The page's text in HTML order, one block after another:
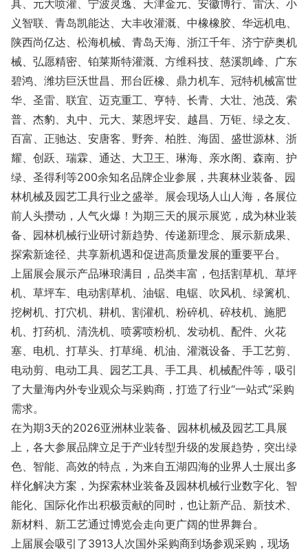
具、元大喷灌、宁波灵逸、天津金元、安徽博行、雷沃、小
义智联、青岛凯能达、大丰收灌溉、中橡橡胶、华远机电、
陕西尚亿达、松海机械、青岛天海、浙江千年、济宁萨奥机
械、弘愿精密、铂莱斯特灌溉、方维科技、慈溪凯峰、广东
碧鸿、潍坊巨沃世昌、邢台匠橡、鼎力机车、冠特机械富世
华、圣雷、联宜、迈克重工、亨特、长青、大壮、池茂、索
普、杰豹、丸中、元大、莱恩坪安、越昌、万钜、绿之友、
百富、正驰达、安唐客、野奔、柏胜、海固、盛世源林、浙
耀、创跃、瑞霖、通达、大卫王、琳海、亲水阁、森南、护
绿、圣得利等200余知名品牌企业参展，共襄林业装备、园
林机械及园艺工具行业之盛举。展会现场人山人海，各展位
前人头攒动，人气火爆！为期三天的展示展览，成为林业装
备、园林机械行业研讨新趋势、传递新理念、展示新成果、
探索新途径、共享新机遇和促进高质量发展的重要平台。
上届展会展示产品琳琅满目，品类丰富，包括割草机、草坪
机、草坪车、电动割草机、油锯、电锯、吹风机、绿篱机、
挖树机、打穴机、耕机、割灌机、粉碎机、碎枝机、施肥
机、打药机、清洗机、喷雾喷粉机、发动机、配件、火花
塞、电机、打草头、打草绳、机油、灌溉设备、手工艺剪、
电动剪、电动工具、园艺工具、手工具、机械配件等，吸引
了大量海内外专业观众与采购商，打造了行业“一站式”采购
需求。
在为期3天的2026亚洲林业装备、园林机械及园艺工具展
上，各大参展品牌立足于产业转型升级的发展趋势，突出绿
色、智能、高效的特点，为来自五湖四海的业界人士展出多
样化解决方案，为探索林业装备及园林机械行业数字化、智
能化、国际化作出积极贡献的同时，也让新产品、新技术、
新材料、新工艺通过博览会走向更广阔的世界舞台。
上届展会吸引了3913人次国外采购商到场参观采购，现场